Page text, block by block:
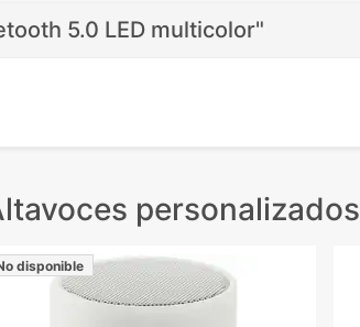
5.0 LED multicolor"
personalizados
disponible